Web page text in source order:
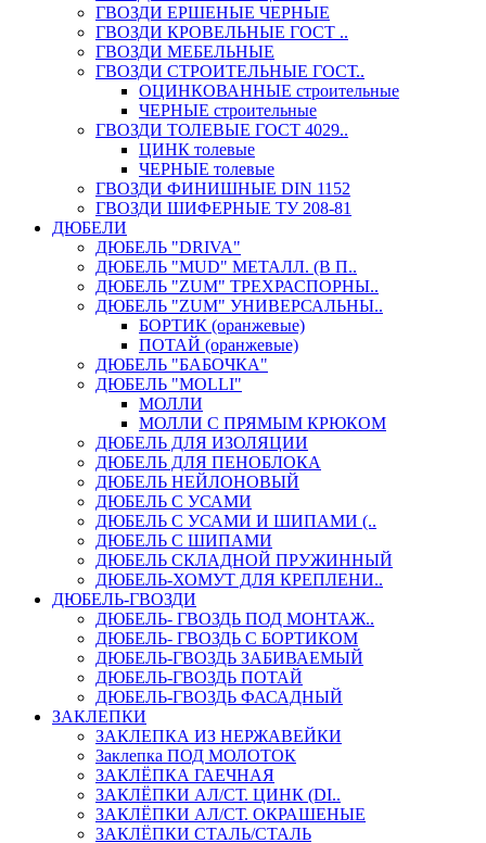
ГВОЗДИ ЕРШЕНЫЕ ЧЕРНЫЕ
ГВОЗДИ КРОВЕЛЬНЫЕ ГОСТ ..
ГВОЗДИ МЕБЕЛЬНЫЕ
ГВОЗДИ СТРОИТЕЛЬНЫЕ ГОСТ..
ОЦИНКОВАННЫЕ строительные
ЧЕРНЫЕ строительные
ГВОЗДИ ТОЛЕВЫЕ ГОСТ 4029..
ЦИНК толевые
ЧЕРНЫЕ толевые
ГВОЗДИ ФИНИШНЫЕ DIN 1152
ГВОЗДИ ШИФЕРНЫЕ ТУ 208-81
ДЮБЕЛИ
ДЮБЕЛЬ "DRIVA"
ДЮБЕЛЬ "MUD" МЕТАЛЛ. (В П..
ДЮБЕЛЬ "ZUM" ТРЕХРАСПОРНЫ..
ДЮБЕЛЬ "ZUM" УНИВЕРСАЛЬНЫ..
БОРТИК (оранжевые)
ПОТАЙ (оранжевые)
ДЮБЕЛЬ "БАБОЧКА"
ДЮБЕЛЬ "МOLLI"
МОЛЛИ
МОЛЛИ С ПРЯМЫМ КРЮКОМ
ДЮБЕЛЬ ДЛЯ ИЗОЛЯЦИИ
ДЮБЕЛЬ ДЛЯ ПЕНОБЛОКА
ДЮБЕЛЬ НЕЙЛОНОВЫЙ
ДЮБЕЛЬ С УСАМИ
ДЮБЕЛЬ С УСАМИ И ШИПАМИ (..
ДЮБЕЛЬ С ШИПАМИ
ДЮБЕЛЬ СКЛАДНОЙ ПРУЖИННЫЙ
ДЮБЕЛЬ-ХОМУТ ДЛЯ КРЕПЛЕНИ..
ДЮБЕЛЬ-ГВОЗДИ
ДЮБЕЛЬ- ГВОЗДЬ ПОД МОНТАЖ..
ДЮБЕЛЬ- ГВОЗДЬ С БОРТИКОМ
ДЮБЕЛЬ-ГВОЗДЬ ЗАБИВАЕМЫЙ
ДЮБЕЛЬ-ГВОЗДЬ ПОТАЙ
ДЮБЕЛЬ-ГВОЗДЬ ФАСАДНЫЙ
ЗАКЛЕПКИ
ЗАКЛЕПКА ИЗ НЕРЖАВЕЙКИ
Заклепка ПОД МОЛОТОК
ЗАКЛЁПКА ГАЕЧНАЯ
ЗАКЛЁПКИ АЛ/СТ. ЦИНК (DI..
ЗАКЛЁПКИ АЛ/СТ. ОКРАШЕНЫЕ
ЗАКЛЁПКИ СТАЛЬ/СТАЛЬ